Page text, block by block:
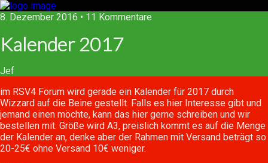
8. Dezember 2016 • 11 Kommentare
Kalender 2017
Jef
im RSV4 Forum wird gerade ein Kalender für 2017 durch
Wizzard auf die Beine gestellt. Falls es hier Interesse gibt und
jemand einen möchte, kann das hier gerne schreiben und wir
bestellen mit. Größe wird A3, preislich kommt es auf die Menge
der Kalender an, denke aber der Rahmen mit Versand beträgt so
20-25€ ohne Versand 10€ weniger.